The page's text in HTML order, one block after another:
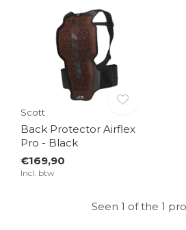
Scott
Back Protector Airflex
Pro - Black
€169,90
Incl. btw
Seen 1 of the 1